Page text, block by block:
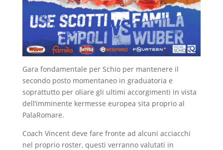
Gara fondamentale per Schio per mantenere il
secondo posto momentaneo in graduatoria e
soprattutto per oliare gli ultimi accorgimenti in vista
dell’imminente kermesse europea sita proprio al
PalaRomare.
Coach Vincent deve fare fronte ad alcuni acciacchi
nel proprio roster, questi verranno valutati in